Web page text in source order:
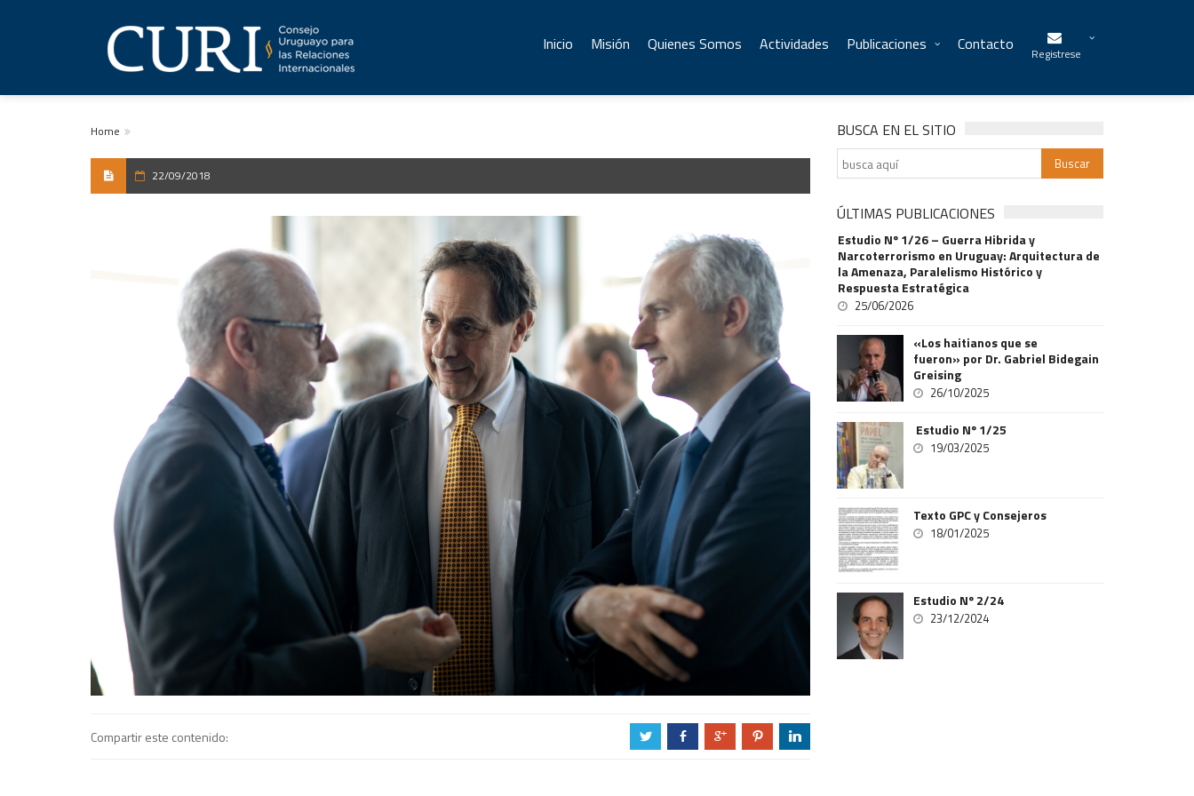
Inicio Misión Quienes Somos Actividades Publicaciones Contacto Registrese
Home
22/09/2018
Compartir este contenido: a b c d j
BUSCA EN EL SITIO
ÚLTIMAS PUBLICACIONES
Estudio Nº 1/26 – Guerra Hibrida y
Narcoterrorismo en Uruguay: Arquitectura de
la Amenaza, Paralelismo Histórico y
Respuesta Estratégica
25/06/2026
«Los haitianos que se
fueron» por Dr. Gabriel Bidegain
Greising
26/10/2025
Estudio Nº 1/25
19/03/2025
Texto GPC y Consejeros
18/01/2025
Estudio Nº 2/24
23/12/2024